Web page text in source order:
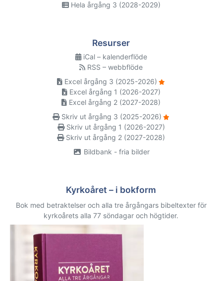
Hela årgång 3 (2028-2029)
Resurser
iCal – kalenderflöde
RSS – webbflöde
Excel årgång 3 (2025-2026)
Excel årgång 1 (2026-2027)
Excel årgång 2 (2027-2028)
Skriv ut årgång 3 (2025-2026)
Skriv ut årgång 1 (2026-2027)
Skriv ut årgång 2 (2027-2028)
Bildbank - fria bilder
Kyrkoåret – i bokform
Bok med betraktelser och alla tre årgångars bibeltexter för
kyrkoårets alla 77 söndagar och högtider.